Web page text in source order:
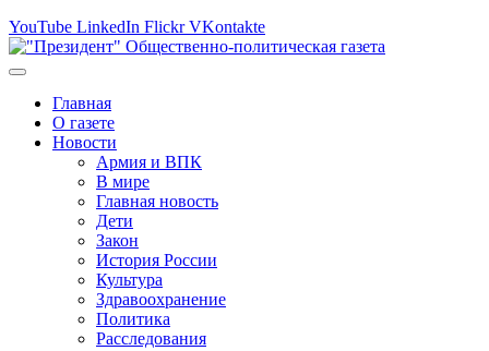
YouTube LinkedIn Flickr VKontakte
Главная
О газете
Новости
Армия и ВПК
В мире
Главная новость
Дети
Закон
История России
Культура
Здравоохранение
Политика
Расследования